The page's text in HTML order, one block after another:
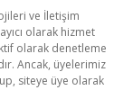
ve İletişim
olarak hizmet
olarak denetleme
Ancak, üyelerimiz
siteye üye olarak